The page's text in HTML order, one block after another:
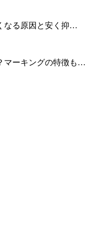
なる原因と安く抑…
マーキングの特徴も…